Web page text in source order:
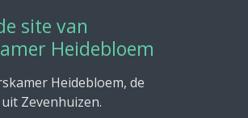
site van
Heidebloem
Heidebloem, de
Zevenhuizen.